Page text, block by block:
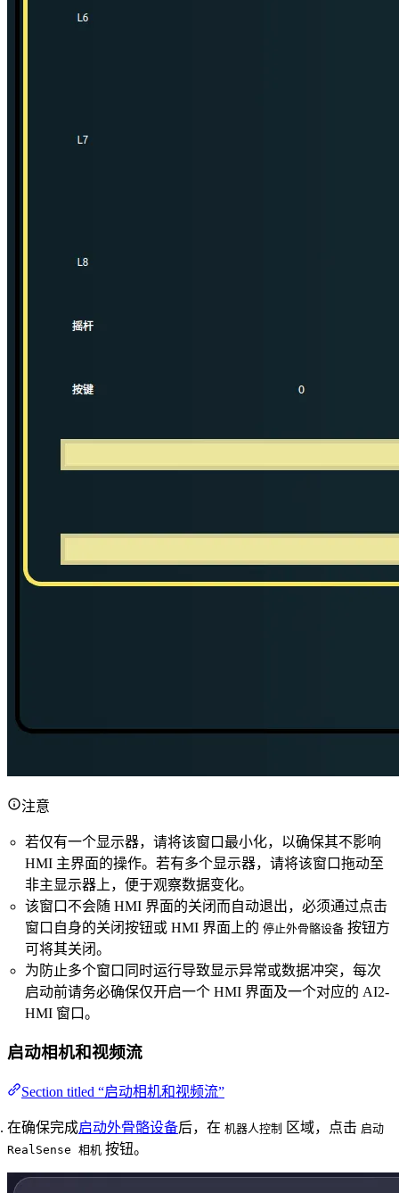
注意
若仅有一个显示器，请将该窗口最小化，以确保其不影响
HMI 主界面的操作。若有多个显示器，请将该窗口拖动至
非主显示器上，便于观察数据变化。
该窗口不会随 HMI 界面的关闭而自动退出，必须通过点击
窗口自身的关闭按钮或 HMI 界面上的 停止外骨骼设备 按钮方
可将其关闭。
为防止多个窗口同时运行导致显示异常或数据冲突，每次
启动前请务必确保仅开启一个 HMI 界面及一个对应的 AI2-
HMI 窗口。
启动相机和视频流
Section titled “启动相机和视频流”
在确保完成启动外骨骼设备后，在 机器人控制 区域，点击 启动
RealSense 相机 按钮。